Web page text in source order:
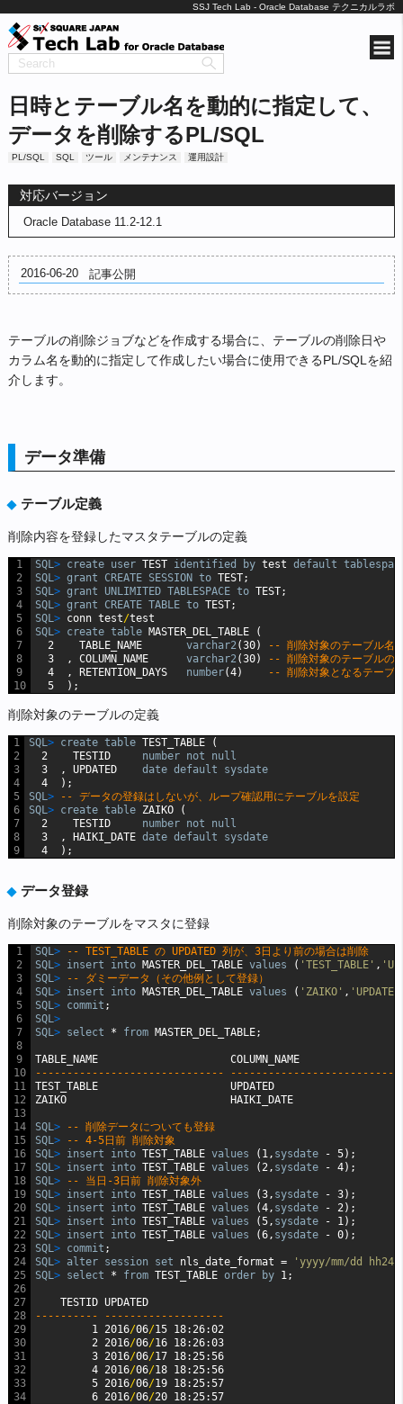
SSJ Tech Lab - Oracle Database テクニカルラボ
日時とテーブル名を動的に指定して、
データを削除するPL/SQL
PL/SQL SQL ツール メンテナンス 運用設計
対応バージョン
Oracle Database 11.2-12.1
2016-06-20 記事公開
テーブルの削除ジョブなどを作成する場合に、テーブルの削除日や
カラム名を動的に指定して作成したい場合に使用できるPL/SQLを紹
介します。
データ準備
テーブル定義
削除内容を登録したマスタテーブルの定義
1
2
3
4
5
6
7
8
9
10
SQL> create user TEST identified by test default
SQL> grant CREATE SESSION to TEST;
SQL> grant UNLIMITED TABLESPACE to TEST;
SQL> grant CREATE TABLE to TEST;
SQL> conn test/test
SQL> create table MASTER_DEL_TABLE
(
2
TABLE_NAME varchar2(30)
-- 削除対象のテーブル名
3
, COLUMN_NAME varchar2(30)
-- 削除対象のテーブルの
4
, RETENTION_DAYS number(4)
-- 削除対象となるテーブ
5
);
削除対象のテーブルの定義
1
2
3
4
5
6
7
8
9
SQL> create table TEST_TABLE
(
2
TESTID number not
null
3
, UPDATED date default
sysdate
4
);
SQL>
-- データの登録はしないが、ループ確認用にテーブルを設定
SQL> create table ZAIKO
(
2
TESTID number not
null
3
, HAIKI_DATE date default
sysdate
4
);
データ登録
削除対象のテーブルをマスタに登録
1
2
3
4
5
6
7
8
9
10
11
12
13
14
15
16
17
18
19
20
21
22
23
24
25
26
27
28
29
30
31
32
33
34
SQL>
-- TEST_TABLE の UPDATED 列が、3日より前の場合は削除
SQL> insert into MASTER_DEL_TABLE values ( 'TEST_TABLE' ,
SQL>
-- ダミーデータ（その他例として登録）
SQL> insert into MASTER_DEL_TABLE values ( 'ZAIKO' ,
SQL> commit ;
SQL>
SQL> select * from MASTER_DEL_TABLE;
TABLE_NAME
COLUMN_NAME
------------------------------
TEST_TABLE
UPDATED
ZAIKO
HAIKI_DATE
SQL>
-- 削除データについても登録
SQL>
-- 4-5日前 削除対象
SQL> insert into TEST_TABLE values (1, sysdate - 5);
SQL> insert into TEST_TABLE values (2, sysdate - 4);
SQL>
-- 当日-3日前 削除対象外
SQL> insert into TEST_TABLE values (3, sysdate - 3);
SQL> insert into TEST_TABLE values (4, sysdate -
2);
SQL> insert into TEST_TABLE values (5, sysdate -
1);
SQL> insert into TEST_TABLE values (6, sysdate - 0);
SQL> commit ;
SQL> alter session set nls_date_format =
'yyyy/mm/dd
SQL> select * from TEST_TABLE order by 1;
TESTID UPDATED
---------- -------------------
1 2016/06/15 18:26:02
2 2016/06/16 18:26:03
3 2016/06/17 18:25:56
4 2016/06/18 18:25:56
5 2016/06/19 18:25:57
6 2016/06/20 18:25:57